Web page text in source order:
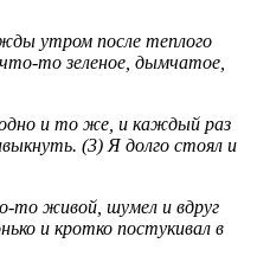
утром после теплого
то зеленое, дымчатое,
и то же, и каждый раз
(3) Я долго стоял и
то живой, шумел и вдруг
и кротко постукивал в